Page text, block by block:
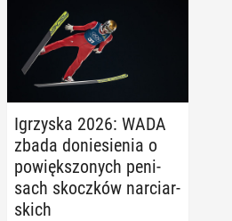
Igrzy­ska 2026: WADA
zbada do­nie­sie­nia o
po­więk­szo­nych pe­ni­
sach skocz­ków nar­ciar­
skich